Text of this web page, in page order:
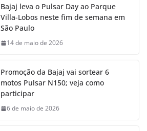
Bajaj leva o Pulsar Day ao Parque
Villa-Lobos neste fim de semana em
São Paulo
14 de maio de 2026
Promoção da Bajaj vai sortear 6
motos Pulsar N150; veja como
participar
6 de maio de 2026